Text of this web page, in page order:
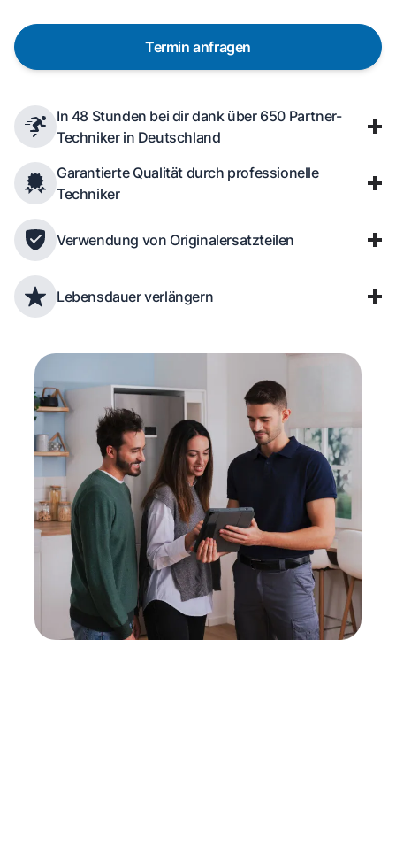
Termin anfragen
In 48 Stunden bei dir dank über 650 Partner-
Techniker in Deutschland
Garantierte Qualität durch professionelle
Techniker
Verwendung von Originalersatzteilen
Lebensdauer verlängern